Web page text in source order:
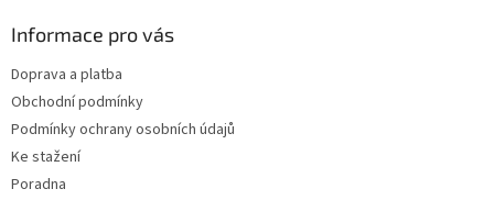
Informace pro vás
Doprava a platba
Obchodní podmínky
Podmínky ochrany osobních údajů
Ke stažení
Poradna